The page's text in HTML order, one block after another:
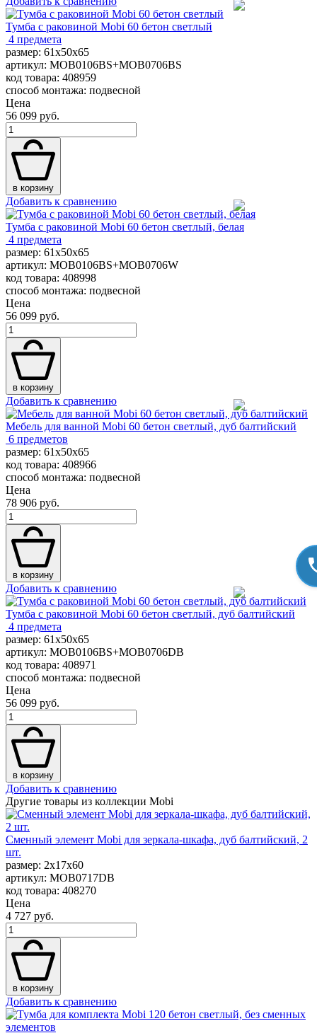
Тумба с раковиной Mobi 60 бетон светлый
4 предмета
размер: 61x50x65
артикул: MOB0106BS+MOB0706BS
код товара: 408959
способ монтажа: подвесной
Цена
56 099 руб.
в корзину
Добавить к сравнению
Тумба с раковиной Mobi 60 бетон светлый, белая
4 предмета
размер: 61x50x65
артикул: MOB0106BS+MOB0706W
код товара: 408998
способ монтажа: подвесной
Цена
56 099 руб.
в корзину
Добавить к сравнению
Мебель для ванной Mobi 60 бетон светлый, дуб балтийский
6 предметов
размер: 61x50x65
код товара: 408966
способ монтажа: подвесной
Цена
78 906 руб.
в корзину
Добавить к сравнению
Тумба с раковиной Mobi 60 бетон светлый, дуб балтийский
4 предмета
размер: 61x50x65
артикул: MOB0106BS+MOB0706DB
код товара: 408971
способ монтажа: подвесной
Цена
56 099 руб.
в корзину
Добавить к сравнению
Другие товары из коллекции Mobi
Сменный элемент Mobi для зеркала-шкафа, дуб балтийский, 2
шт.
размер: 2x17x60
артикул: MOB0717DB
код товара: 408270
Цена
4 727 руб.
в корзину
Добавить к сравнению